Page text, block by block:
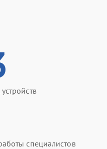
специалистов